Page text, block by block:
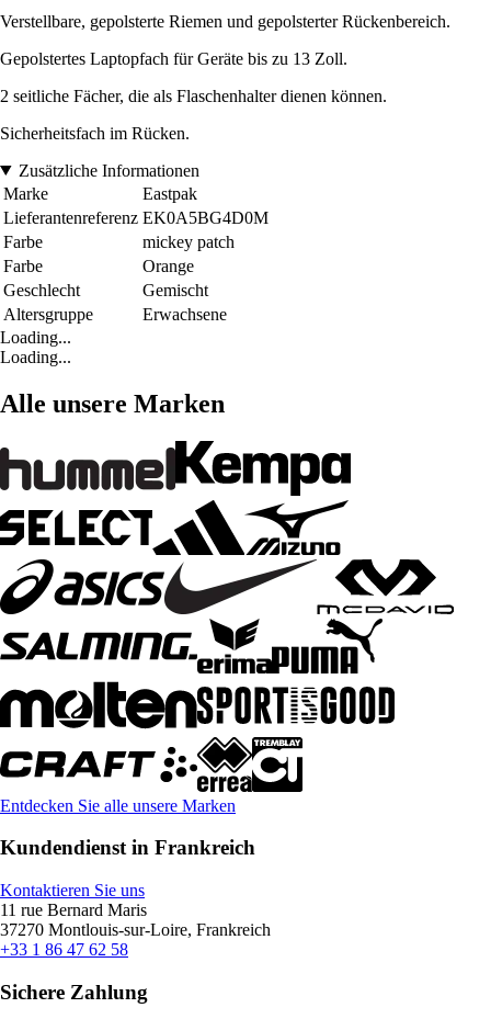
Verstellbare, gepolsterte Riemen und gepolsterter Rückenbereich.
Gepolstertes Laptopfach für Geräte bis zu 13 Zoll.
2 seitliche Fächer, die als Flaschenhalter dienen können.
Sicherheitsfach im Rücken.
Zusätzliche Informationen
Marke
Eastpak
Lieferantenreferenz EK0A5BG4D0M
Farbe
mickey patch
Farbe
Orange
Geschlecht
Gemischt
Altersgruppe
Erwachsene
Loading...
Loading...
Alle unsere Marken
Entdecken Sie alle unsere Marken
Kundendienst in Frankreich
Kontaktieren Sie uns
11 rue Bernard Maris
37270 Montlouis-sur-Loire, Frankreich
+33 1 86 47 62 58
Sichere Zahlung